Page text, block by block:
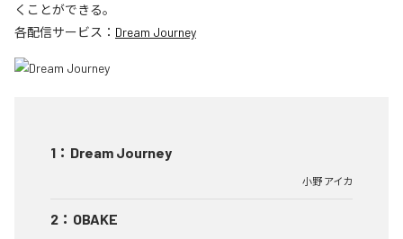
くことができる。
各配信サービス： Dream Journey
1 ： Dream Journey
小野 アイカ
2 ： OBAKE